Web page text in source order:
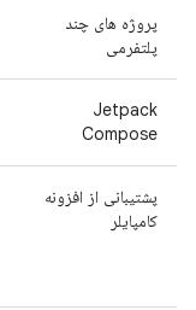
پروژه های چند
پلتفرمی
Jetpack
Compose
پشتیبانی از افزونه
کامپایلر